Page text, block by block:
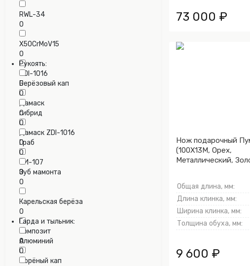
RWL-34
0
X50CrMoV15
0
ZDI-1016
0
Дамаск
0
Дамаск ZDI-1016
0
ЭИ-107
0
Рукоять:
Берёзовый кап
0
гибрид
0
Граб
0
Зуб мамонта
0
Карельская берёза
0
Композит
0
Морёный кап
Гарда и тыльник:
Алюминий
0
73 000 ₽
Нож подарочный
(100Х13М, Орех,
Металлический,
Общая длина, мм:
Длина клинка, мм:
Ширина клинка, мм:
Толщина обуха, мм:
9 600 ₽